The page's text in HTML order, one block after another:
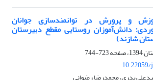
و پرورش در توانمندسازی جوانان
دانش‌‌آموزان روستایی مقطع دبیرستان
شازند)
723-744